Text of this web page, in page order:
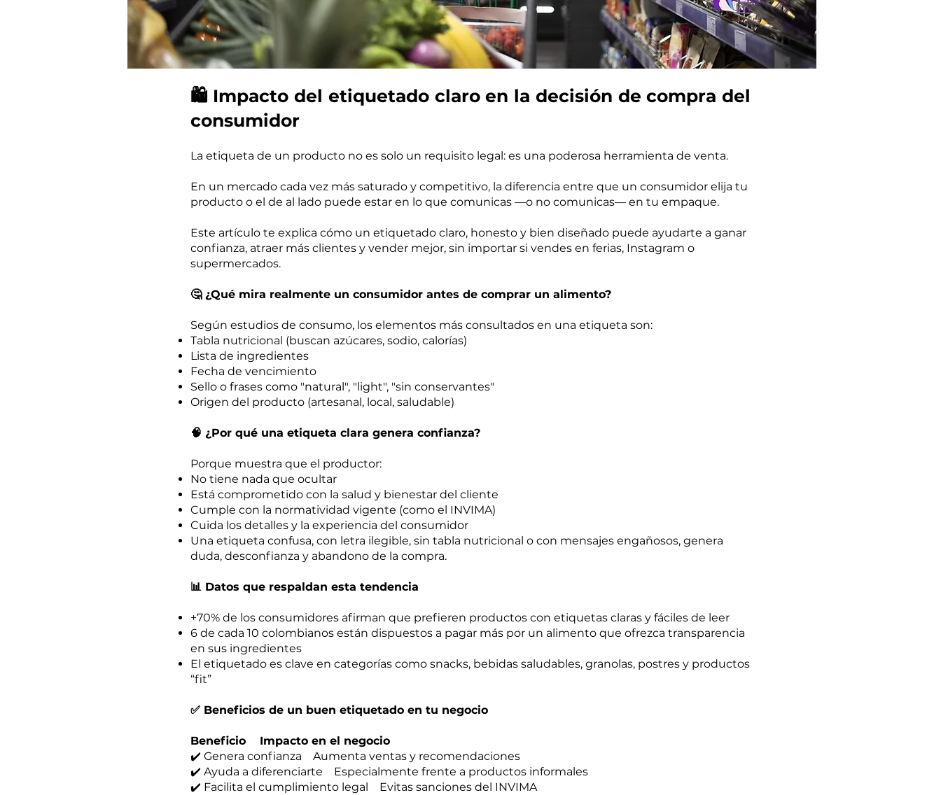
🛍️ Impacto del etiquetado claro en la decisión de compra del
consumidor
La etiqueta de un producto no es solo un requisito legal: es una poderosa herramienta de venta.
En un mercado cada vez más saturado y competitivo, la diferencia entre que un consumidor elija tu
producto o el de al lado puede estar en lo que comunicas —o no comunicas— en tu empaque.
Este artículo te explica cómo un etiquetado claro, honesto y bien diseñado puede ayudarte a ganar
confianza, atraer más clientes y vender mejor, sin importar si vendes en ferias, Instagram o
supermercados.
🤔 ¿Qué mira realmente un consumidor antes de comprar un alimento?
Según estudios de consumo, los elementos más consultados en una etiqueta son:
Tabla nutricional (buscan azúcares, sodio, calorías)
Lista de ingredientes
Fecha de vencimiento
Sello o frases como "natural", "light", "sin conservantes"
Origen del producto (artesanal, local, saludable)
🧠 ¿Por qué una etiqueta clara genera confianza?
Porque muestra que el productor:
No tiene nada que ocultar
Está comprometido con la salud y bienestar del cliente
Cumple con la normatividad vigente (como el INVIMA)
Cuida los detalles y la experiencia del consumidor
Una etiqueta confusa, con letra ilegible, sin tabla nutricional o con mensajes engañosos, genera
duda, desconfianza y abandono de la compra.
📊 Datos que respaldan esta tendencia
+70% de los consumidores afirman que prefieren productos con etiquetas claras y fáciles de leer
6 de cada 10 colombianos están dispuestos a pagar más por un alimento que ofrezca transparencia
en sus ingredientes
El etiquetado es clave en categorías como snacks, bebidas saludables, granolas, postres y productos
“fit”
✅ Beneficios de un buen etiquetado en tu negocio
Beneficio Impacto en el negocio
✔️ Genera confianza Aumenta ventas y recomendaciones
✔️ Ayuda a diferenciarte Especialmente frente a productos informales
✔️ Facilita el cumplimiento legal Evitas sanciones del INVIMA